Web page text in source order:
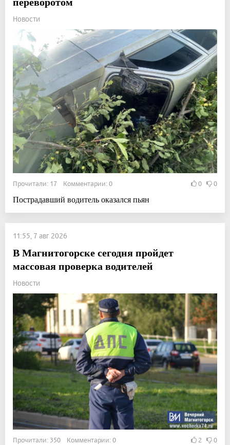
Новости
Прочитали: 17 Комментарии: 0 0 0
Пострадавший водитель оказался пьян
11:55, 7 авг 2026
В Магнитогорске сегодня пройдет
массовая проверка водителей
Новости
Прочитали: 350 Комментарии: 0 2 0